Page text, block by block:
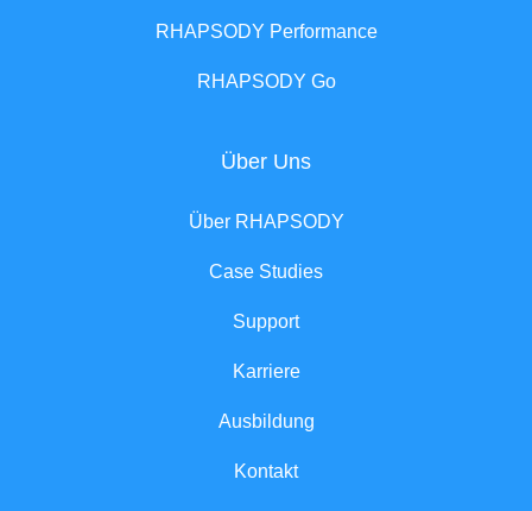
RHAPSODY Performance
RHAPSODY Go
Über Uns
Über RHAPSODY
Case Studies
Support
Karriere
Ausbildung
Kontakt